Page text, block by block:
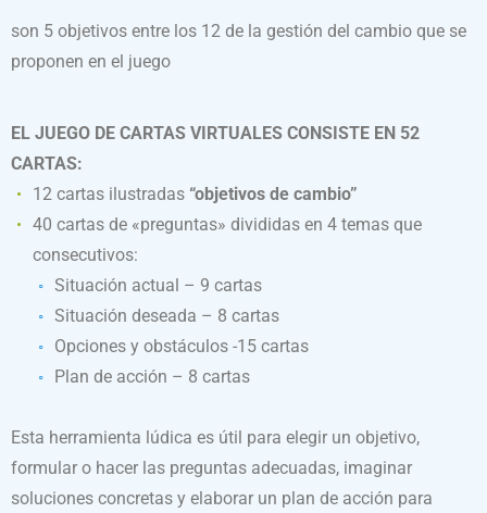
son 5 objetivos entre los 12 de la gestión del cambio que se
proponen en el juego
EL JUEGO DE CARTAS VIRTUALES CONSISTE EN 52
CARTAS:
12 cartas ilustradas “objetivos de cambio”
40 cartas de «preguntas» divididas en 4 temas que
consecutivos:
Situación actual – 9 cartas
Situación deseada – 8 cartas
Opciones y obstáculos -15 cartas
Plan de acción – 8 cartas
Esta herramienta lúdica es útil para elegir un objetivo,
formular o hacer las preguntas adecuadas, imaginar
soluciones concretas y elaborar un plan de acción para